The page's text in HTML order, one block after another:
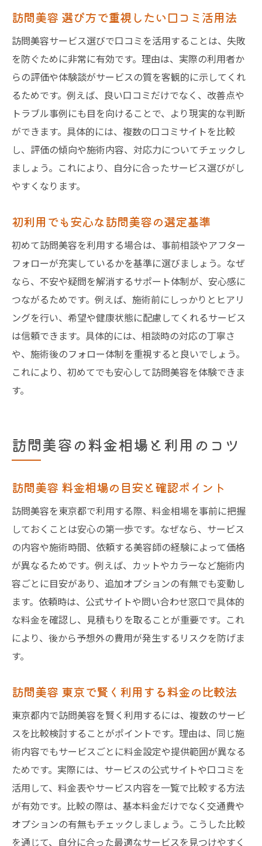
訪問美容 選び方で重視したい口コミ活用法
訪問美容サービス選びで口コミを活用することは、失敗
を防ぐために非常に有効です。理由は、実際の利用者か
らの評価や体験談がサービスの質を客観的に示してくれ
るためです。例えば、良い口コミだけでなく、改善点や
トラブル事例にも目を向けることで、より現実的な判断
ができます。具体的には、複数の口コミサイトを比較
し、評価の傾向や施術内容、対応力についてチェックし
ましょう。これにより、自分に合ったサービス選びがし
やすくなります。
初利用でも安心な訪問美容の選定基準
初めて訪問美容を利用する場合は、事前相談やアフター
フォローが充実しているかを基準に選びましょう。なぜ
なら、不安や疑問を解消するサポート体制が、安心感に
つながるためです。例えば、施術前にしっかりとヒアリ
ングを行い、希望や健康状態に配慮してくれるサービス
は信頼できます。具体的には、相談時の対応の丁寧さ
や、施術後のフォロー体制を重視すると良いでしょう。
これにより、初めてでも安心して訪問美容を体験できま
す。
訪問美容の料金相場と利用のコツ
訪問美容 料金相場の目安と確認ポイント
訪問美容を東京都で利用する際、料金相場を事前に把握
しておくことは安心の第一歩です。なぜなら、サービス
の内容や施術時間、依頼する美容師の経験によって価格
が異なるためです。例えば、カットやカラーなど施術内
容ごとに目安があり、追加オプションの有無でも変動し
ます。依頼時は、公式サイトや問い合わせ窓口で具体的
な料金を確認し、見積もりを取ることが重要です。これ
により、後から予想外の費用が発生するリスクを防げま
す。
訪問美容 東京で賢く利用する料金の比較法
東京都内で訪問美容を賢く利用するには、複数のサービ
スを比較検討することがポイントです。理由は、同じ施
術内容でもサービスごとに料金設定や提供範囲が異なる
ためです。実際には、サービスの公式サイトや口コミを
活用して、料金表やサービス内容を一覧で比較する方法
が有効です。比較の際は、基本料金だけでなく交通費や
オプションの有無もチェックしましょう。こうした比較
を通じて、自分に合った最適なサービスを見つけやすく